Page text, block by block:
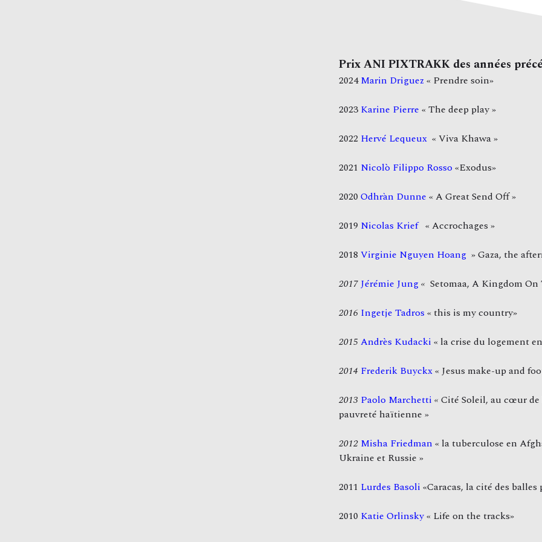
Prix ANI PIXTRAKK des années
2024Marin Driguez « Prendre soin»
2023 Karine Pierre « The deep play »
2022 Hervé Lequeux « Viva Khawa »
2021 Nicolò Filippo Rosso «Exodus»
2020 Odhràn Dunne « A Great Send Off »
2019 Nicolas Krief « Accrochages »
2018 Virginie Nguyen Hoang » Gaza, the
2017Jérémie Jung« Setomaa, A Kingdom On
2016 Ingetje Tadros « this is my country»
2015Andrès Kudacki « la crise du logement
2014 Frederik Buyckx« Jesus make-up and
2013 Paolo Marchetti « Cité Soleil, au cœur de
pauvreté haïtienne »
2012 Misha Friedman « la tuberculose en
Ukraine et Russie »
2011 Lurdes Basoli «Caracas, la cité des balles
2010 Katie Orlinsky« Life on the tracks»